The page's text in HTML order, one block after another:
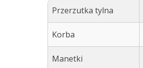
Przerzutka tylna
Korba
Manetki